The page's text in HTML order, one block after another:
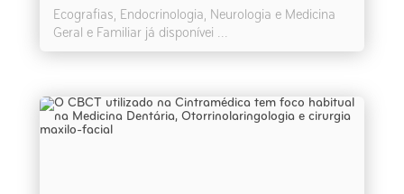
Ecografias, Endocrinologia, Neurologia e Medicina
Geral e Familiar já disponívei ...